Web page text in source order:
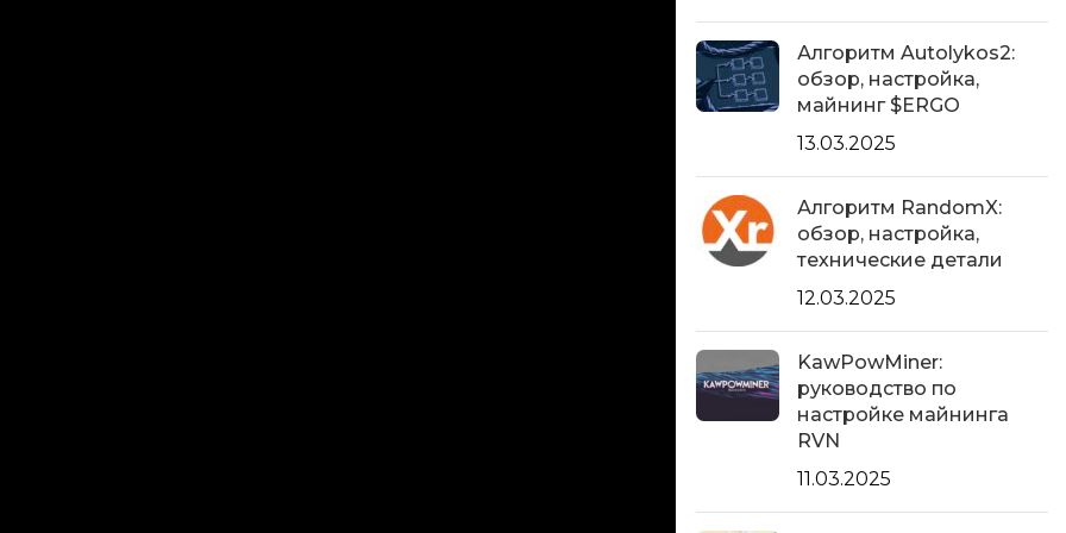
Алгоритм Autolykos2:
обзор, настройка,
майнинг $ERGO
13.03.2025
Алгоритм RandomX:
обзор, настройка,
технические детали
12.03.2025
KawPowMiner:
руководство по
настройке майнинга
RVN
11.03.2025